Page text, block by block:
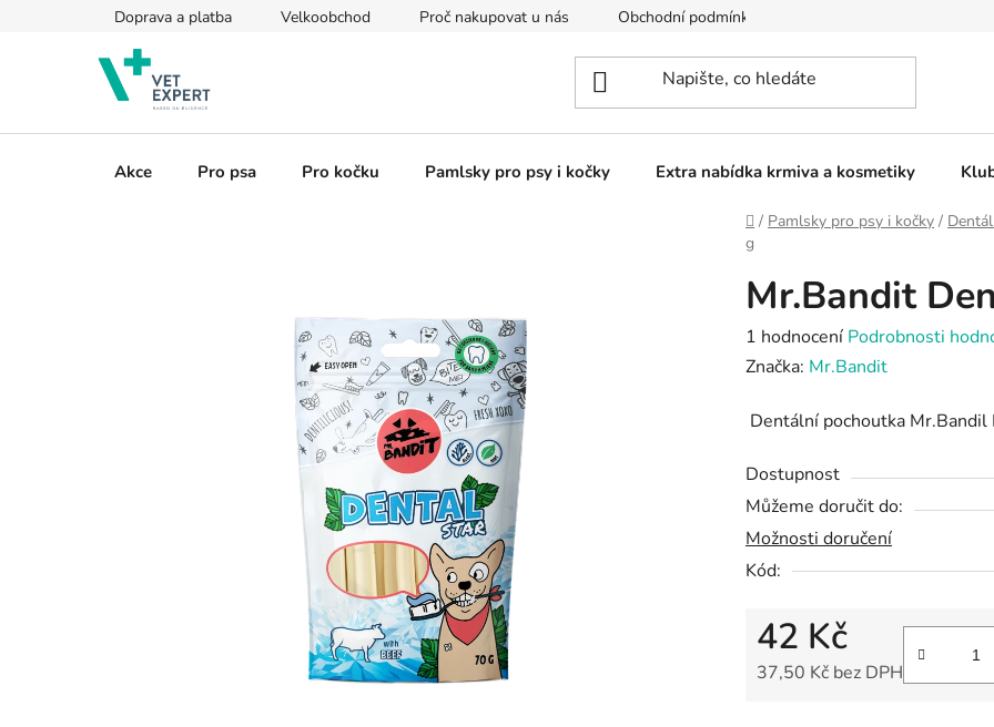
Doprava a platba Velkoobchod Proč nakupovat u nás Obchodní podmínky
Akce Pro psa Pro kočku Pamlsky pro psy i kočky Extra nabídka krmiva a kosmetiky
Domů
/ Pamlsky pro psy i kočky /
g
Mr.Bandit
Průměrné
hodnocení
je
z
5
hvězdiček.
1 hodnocení Podrobnosti
Značka: Mr.Bandit
Dentální pochoutka
Dostupnost
Můžeme doručit do:
Možnosti doručení
Kód:
42 Kč
37,50 Kč bez DPH